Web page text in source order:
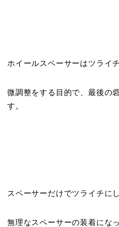
ホイールスペーサーはツライ
微調整をする目的で、最後の
す。
スペーサーだけでツライチに
無理なスペーサーの装着にな